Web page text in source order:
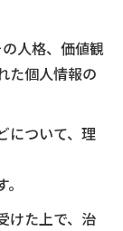
人格、価値観
た個人情報の
について、理
けた上で、治